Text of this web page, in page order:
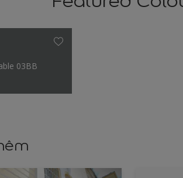
03BB